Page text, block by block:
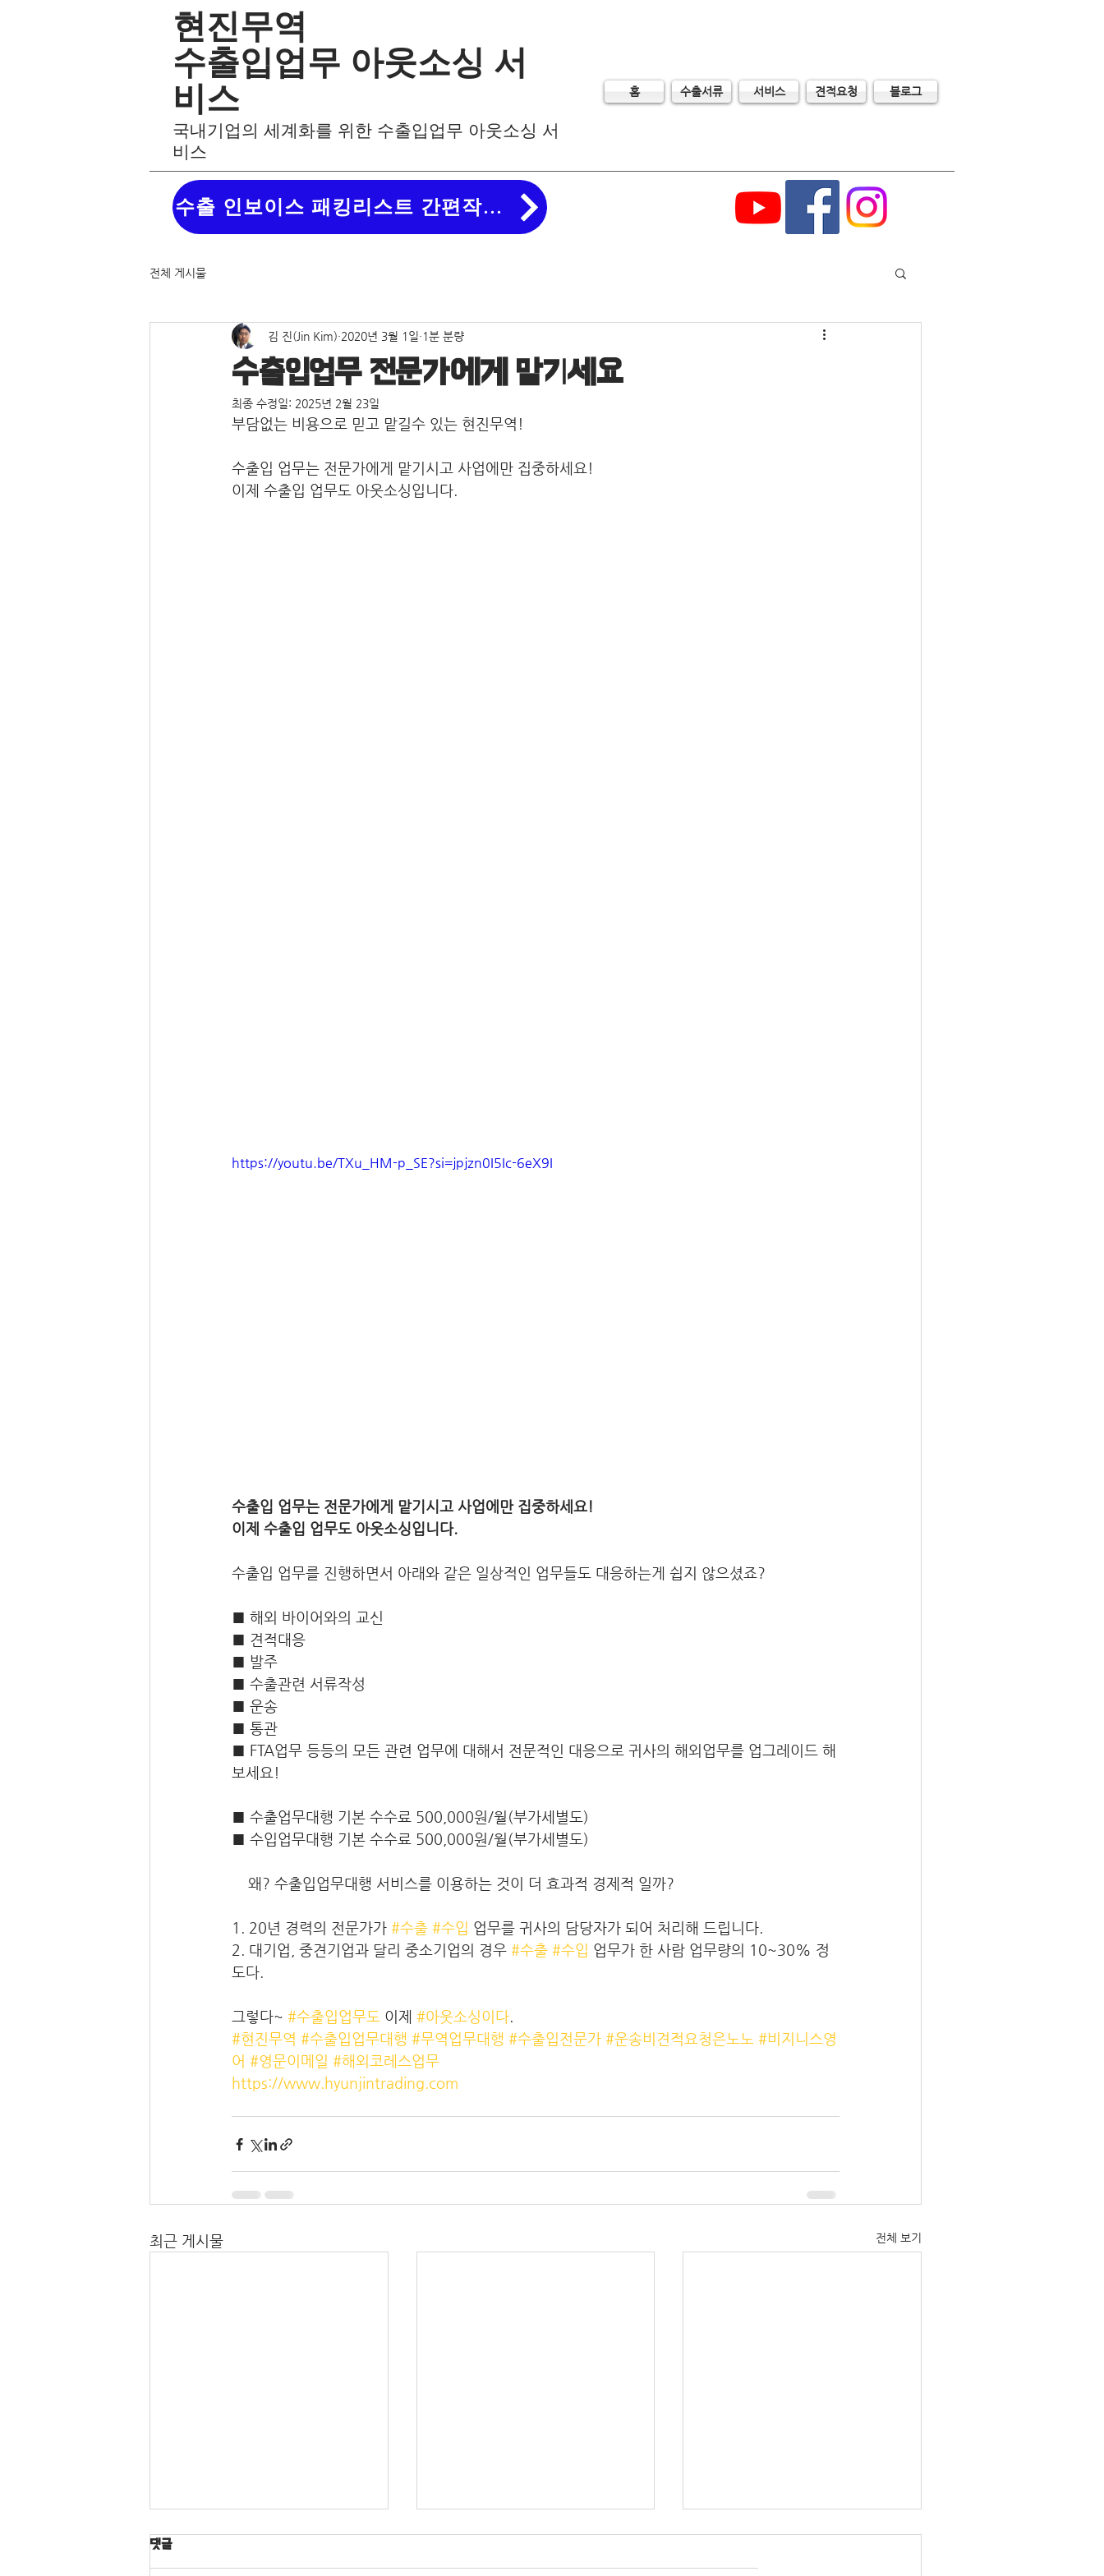
현진무역
수출입업무 아웃소싱 서
비스
​국내기업의 세계화를 위한 수출입업무 아웃소싱 서
비스
홈 수출서류 서비스 견적요청 블로그
수출 인보이스 패킹리스트 간편작성!
전체 게시물
수출입업무 전문가에게 맡기세요
김 진(Jin Kim) 2020년 3월 1일 1분 분량
최종 수정일: 2025년 2월 23일
부담없는 비용으로 믿고 맡길수 있는 현진무역!
수출입 업무는 전문가에게 맡기시고 사업에만 집중하세요!
이제 수출입 업무도 아웃소싱입니다.
https://youtu.be/TXu_HM-p_SE?si=jpjzn0I5Ic-6eX9I
수출입 업무는 전문가에게 맡기시고 사업에만 집중하세요!
이제 수출입 업무도 아웃소싱입니다.
수출입 업무를 진행하면서 아래와 같은 일상적인 업무들도 대응하는게 쉽지 않으셨죠?
■ 해외 바이어와의 교신
■ 견적대응
■ 발주
■ 수출관련 서류작성
■ 운송
■ 통관
■ FTA업무 등등의 모든 관련 업무에 대해서 전문적인 대응으로 귀사의 해외업무를 업그레이드 해
보세요!
■ 수출업무대행 기본 수수료 500,000원/월(부가세별도)
■ 수입업무대행 기본 수수료 500,000원/월(부가세별도)
    왜? 수출입업무대행 서비스를 이용하는 것이 더 효과적 경제적 일까?
1. 20년 경력의 전문가가 #수출 #수입 업무를 귀사의 담당자가 되어 처리해 드립니다.
2. 대기업, 중견기업과 달리 중소기업의 경우 #수출 #수입 업무가 한 사람 업무량의 10~30% 정
도다.
그렇다~ #수출입업무도 이제 #아웃소싱이다.
#현진무역 #수출입업무대행 #무역업무대행 #수출입전문가 #운송비견적요청은노노 #비지니스영
어 #영문이메일 #해외코레스업무
https://www.hyunjintrading.com
최근 게시물 전체 보기
댓글